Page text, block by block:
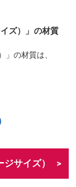
ズ）」の材質
」の材質は、
サイズ）